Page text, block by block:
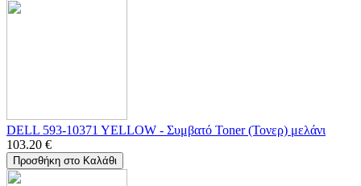
DELL 593-10371 YELLOW - Συμβατό Toner (Τονερ) μελάνι
103.20 €
Προσθήκη στο Καλάθι